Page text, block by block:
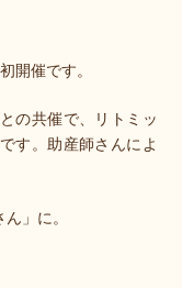
開催です。
の共催で、リトミッ
す。助産師さんによ
」に。